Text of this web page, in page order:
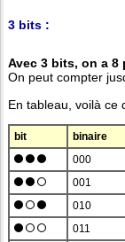
3 bits :
Avec 3 bits, on a
On peut compter
En tableau, voilà ce
bit binaire
000
001
010
011